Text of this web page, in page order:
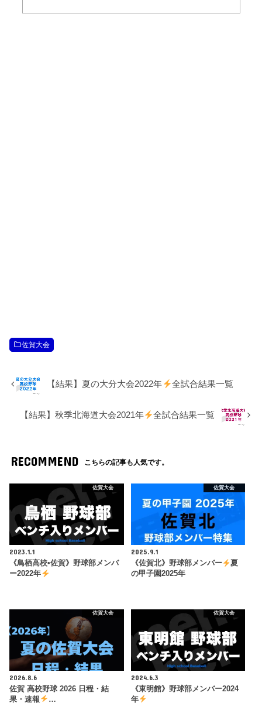
佐賀大会
【結果】夏の大分大会2022年 全試合結果一覧
【結果】秋季北海道大会2021年 全試合結果一覧
RECOMMEND こちらの記事も人気です。
佐賀大会
2023.1.1
《鳥栖高校•佐賀》野球部メンバ
ー2022年
佐賀大会
2025.9.1
《佐賀北》野球部メンバー
夏
の甲子園2025年
佐賀大会
2026.8.6
佐賀 高校野球 2026 日程・結
果・速報
…
佐賀大会
2024.6.3
《東明館》野球部メンバー2024
年